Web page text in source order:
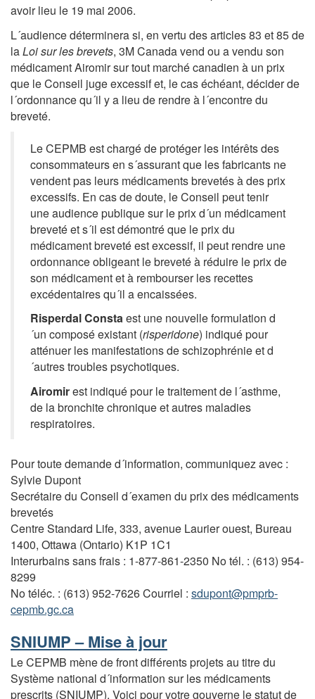
avoir lieu le 19 mai 2006.
L´audience déterminera si, en vertu des articles 83 et 85 de
laLoi sur les brevets, 3M Canada vend ou a vendu son
médicament Airomir sur tout marché canadien à un prix
que le Conseil juge excessif et, le cas échéant, décider de
l´ordonnance qu´il y a lieu de rendre à l´encontre du
breveté.
Le CEPMB est chargé de protéger les intérêts des
consommateurs en s´assurant que les fabricants ne
vendent pas leurs médicaments brevetés à des prix
excessifs. En cas de doute, le Conseil peut tenir
une audience publique sur le prix d´un médicament
breveté et s´il est démontré que le prix du
médicament breveté est excessif, il peut rendre une
ordonnance obligeant le breveté à réduire le prix de
son médicament et à rembourser les recettes
excédentaires qu´il a encaissées.
Risperdal Constaest une nouvelle formulation d
´un composé existant (risperidone) indiqué pour
atténuer les manifestations de schizophrénie et d
´autres troubles psychotiques.
Airomirest indiqué pour le traitement de l´asthme,
de la bronchite chronique et autres maladies
respiratoires.
Pour toute demande d´information, communiquez avec :
Sylvie Dupont
Secrétaire du Conseil d´examen du prix des médicaments
brevetés
Centre Standard Life, 333, avenue Laurier ouest, Bureau
1400, Ottawa (Ontario) K1P 1C1
Interurbains sans frais : 1-877-861-2350 No tél. : (613) 954-
8299
No téléc. : (613) 952-7626 Courriel : sdupont@pmprb-
cepmb.gc.ca
SNIUMP – Mise à jour
Le CEPMB mène de front différents projets au titre du
Système national d´information sur les médicaments
prescrits (SNIUMP). Voici pour votre gouverne le statut de